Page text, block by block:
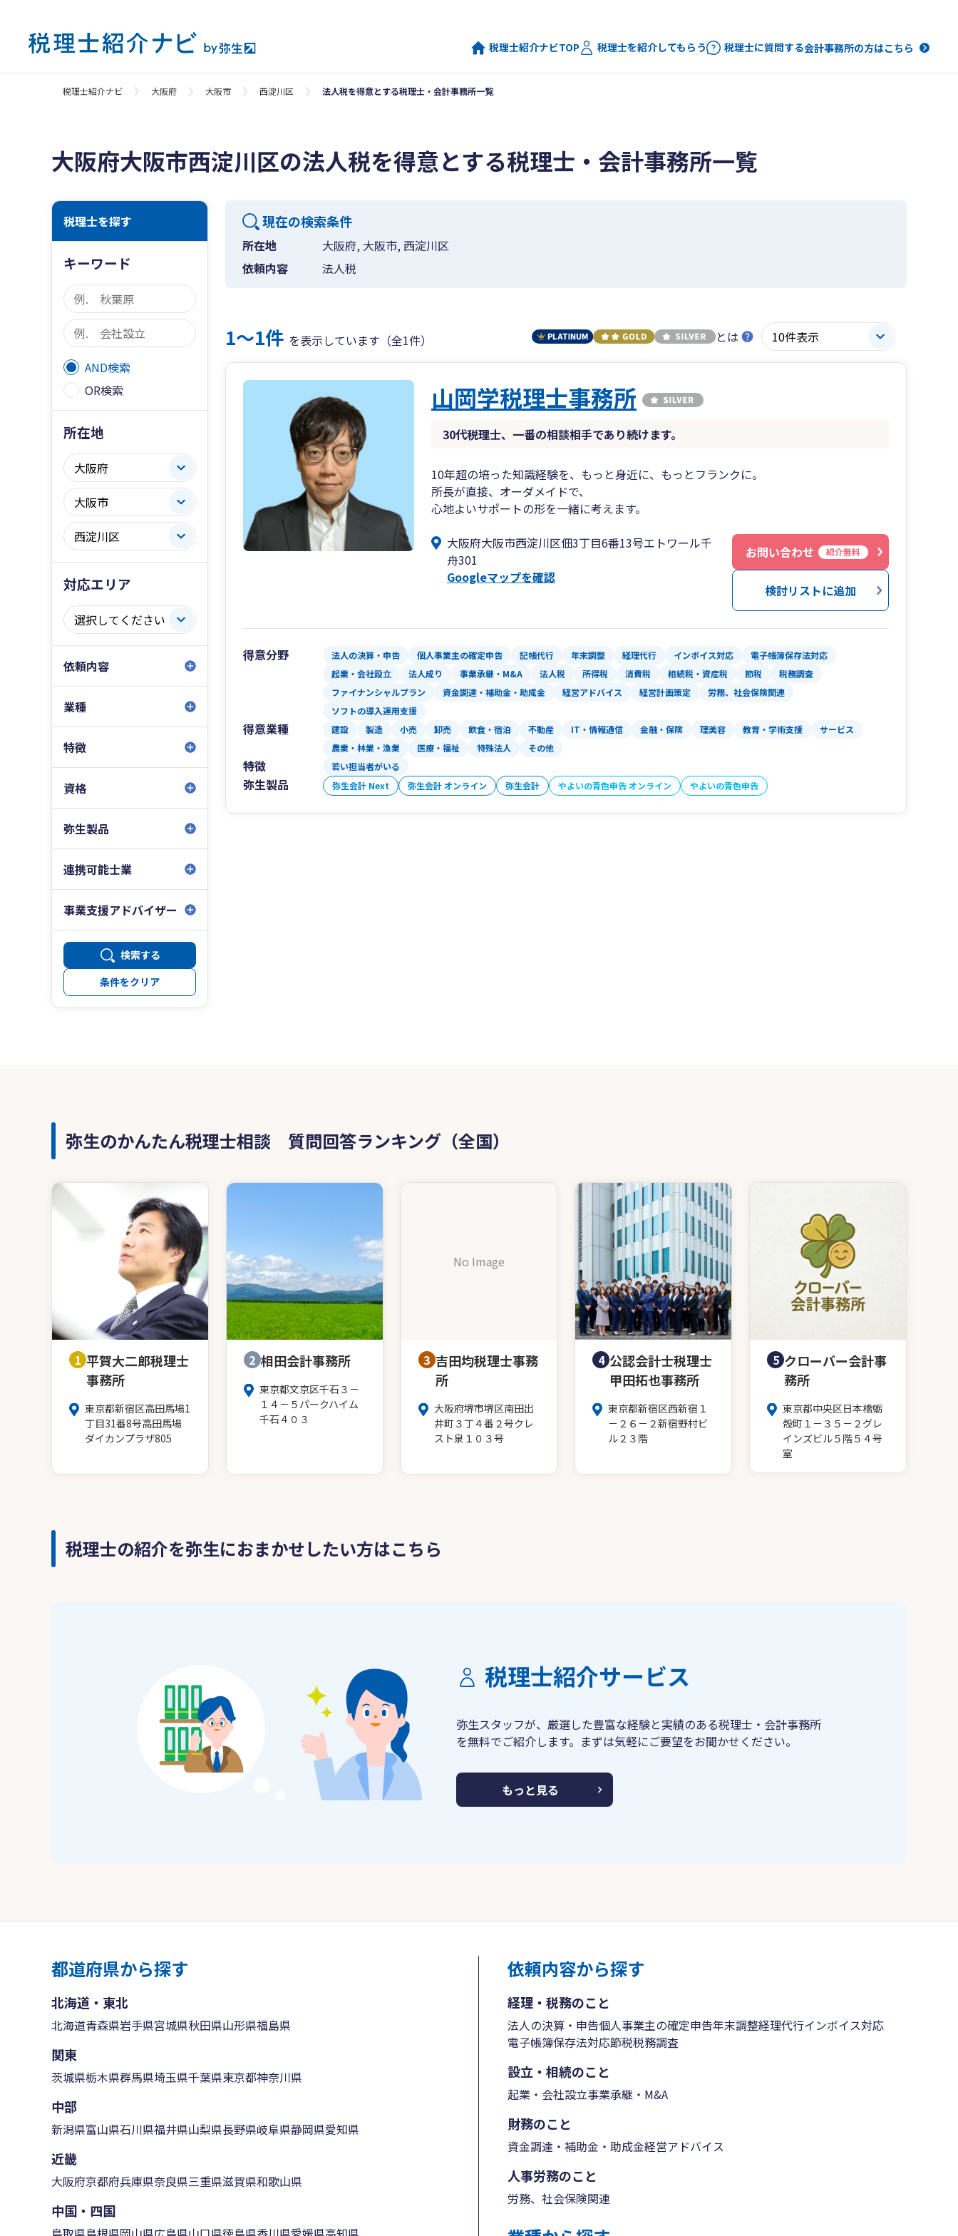
税理士紹介ナビTOP 税理士を紹介してもらう 税理士に質問する会計事務所の方はこちら
税理士紹介ナビ 大阪府 大阪市 西淀川区 法人税を得意とする税理士・会計事務所一覧
大阪府大阪市西淀川区の法人税を得意とする税理士・会計事務所一覧
税理士を探す
キーワード
AND検索
OR検索
所在地
対応エリア
依頼内容
業種
特徴
資格
弥生製品
連携可能士業
事業支援アドバイザー
検索する
条件をクリア
現在の検索条件
所在地
大阪府, 大阪市, 西淀川区
依頼内容
法人税
1〜1件 を表示しています（全1件） とは
山岡学税理士事務所
30代税理士、一番の相談相手であり続けます。
10年超の培った知識経験を、もっと身近に、もっとフランクに。
所長が直接、オーダメイドで、
心地よいサポートの形を一緒に考えます。
大阪府大阪市西淀川区佃3丁目6番13号エトワール千
舟301
Googleマップを確認
お問い合わせ 紹介無料
検討リストに追加
得意分野 法人の決算・申告 個人事業主の確定申告 記帳代行 年末調整 経理代行 インボイス対応
電子帳簿保存法対応
起業・会社設立
法人成り 事業承継・M&A 法人税 所得税 消費税 相続税・資産税 節税
税務調査
ファイナンシャルプラン
資金調達・補助金・助成金 経営アドバイス 経営計画策定
労務、社会保険関連
ソフトの導入運用支援
得意業種 建設 製造 小売 卸売 飲食・宿泊 不動産 IT・情報通信 金融・保険 理美容 教育・学術支援
サービス
農業・林業・漁業
医療・福祉 特殊法人 その他
特徴 若い担当者がいる
弥生製品 弥生会計 Next 弥生会計 オンライン 弥生会計 やよいの青色申告 オンライン やよいの青色申告
弥生のかんたん税理士相談 質問回答ランキング（全国）
1 平賀大二郎税理士
事務所
東京都新宿区高田馬場1
丁目31番8号高田馬場
ダイカンプラザ805
2 相田会計事務所
東京都文京区千石３－
１４－５パークハイム
千石４０３
No Image
3 吉田均税理士事務
所
大阪府堺市堺区南田出
井町３丁４番２号クレ
スト泉１０３号
4 公認会計士税理士
甲田拓也事務所
東京都新宿区西新宿１
－２６－２新宿野村ビ
ル２３階
5 クローバー会計事
務所
東京都中央区日本橋蛎
殻町１－３５－２グレ
インズビル５階５４号
室
税理士の紹介を弥生におまかせしたい方はこちら
税理士紹介サービス
弥生スタッフが、厳選した豊富な経験と実績のある税理士・会計事務所
を無料でご紹介します。まずは気軽にご要望をお聞かせください。
もっと見る
都道府県から探す
北海道・東北
北海道青森県岩手県宮城県秋田県山形県福島県
関東
茨城県栃木県群馬県埼玉県千葉県東京都神奈川県
中部
新潟県富山県石川県福井県山梨県長野県岐阜県静岡県愛知県
近畿
大阪府京都府兵庫県奈良県三重県滋賀県和歌山県
中国・四国
依頼内容から探す
経理・税務のこと
法人の決算・申告個人事業主の確定申告年末調整経理代行インボイス対応
電子帳簿保存法対応節税税務調査
設立・相続のこと
起業・会社設立事業承継・M&A
財務のこと
資金調達・補助金・助成金経営アドバイス
人事労務のこと
労務、社会保険関連